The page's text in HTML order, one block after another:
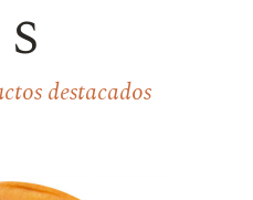
destacados